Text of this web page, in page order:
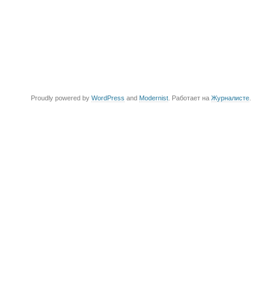
Proudly powered by WordPress and Modernist . Работает на Журналисте